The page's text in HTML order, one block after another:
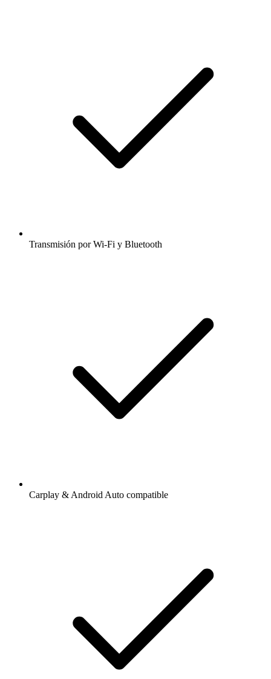
Transmisión por Wi-Fi y Bluetooth
Carplay & Android Auto compatible